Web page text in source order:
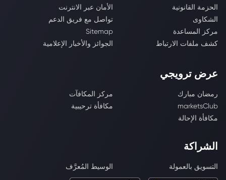
الحزمة القانونية
الأمان عبر الانترنت
الشكاوى
تواصل مع فريق الدعم
مركز المساعدة
Sitemap
كشف ملفات الارتباط
الجوائز والأخبار الإعلامية
عرض ترويجي
رمضان مبارك
مركز المكافآت
marketsClub
مكافأة ترحيبية
مكافأة الإحالة
الشراكة
التسويق بالعمولة الوسيط المُعرَّف